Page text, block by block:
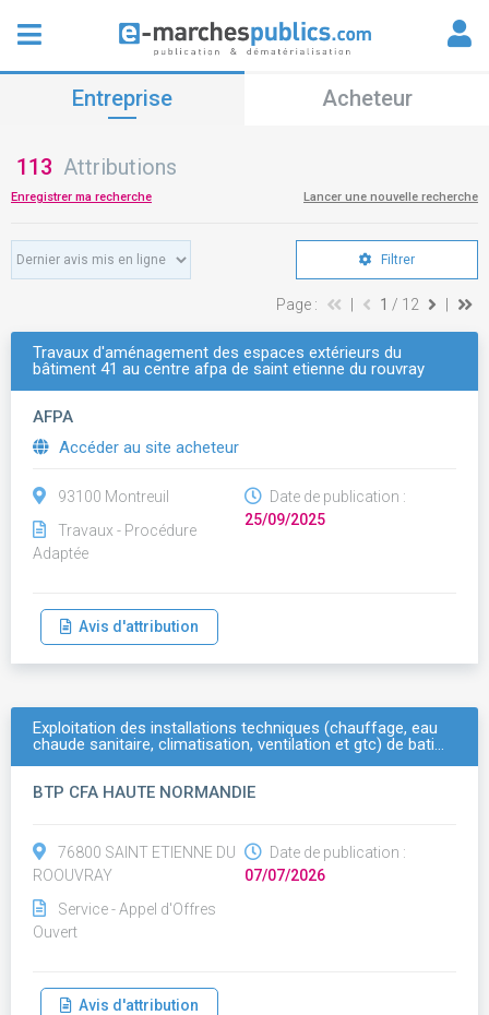
Entreprise Acheteur
113 Attributions
Enregistrer ma recherche Lancer une nouvelle recherche
Filtrer
Page : 1 / 12
Travaux d'aménagement des espaces extérieurs du
bâtiment 41 au centre afpa de saint etienne du rouvray
AFPA
Accéder au site acheteur
93100 Montreuil
Travaux - Procédure
Adaptée
Date de publication :
25/09/2025
Avis d'attribution
Exploitation des installations techniques (chauffage, eau
chaude sanitaire, climatisation, ventilation et gtc) de bati…
BTP CFA HAUTE NORMANDIE
76800 SAINT ETIENNE DU
ROOUVRAY
Service - Appel d'Offres
Ouvert
Date de publication :
07/07/2026
Avis d'attribution